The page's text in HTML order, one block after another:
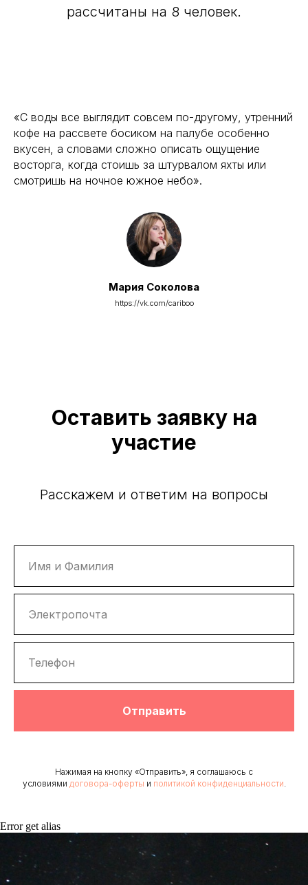
рассчитаны на 8 человек.
«С воды все выглядит совсем по-другому, утренний
кофе на рассвете босиком на палубе особенно
вкусен, а словами сложно описать ощущение
восторга, когда стоишь за штурвалом яхты или
смотришь на ночное южное небо».
Мария Соколова
https://vk.com/cariboo
Оставить заявку на
участие
Расскажем и ответим на вопросы
Отправить
Нажимая на кнопку «Отправить», я соглашаюсь с
условиями договора-оферты и политикой конфиденциальности.
Error get alias